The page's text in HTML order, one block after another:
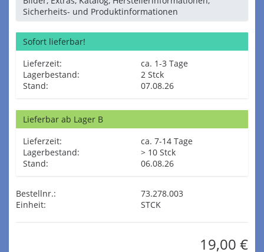
Sicherheits- und Produktinformationen
Sofort lieferbar!
Lieferzeit:
ca. 1-3 Tage
Lagerbestand:
2 Stck
Stand:
07.08.26
Lieferbar ab Lager B
Lieferzeit:
ca. 7-14 Tage
Lagerbestand:
> 10 Stck
Stand:
06.08.26
Bestellnr.:
73.278.003
Einheit:
STCK
19,00 €